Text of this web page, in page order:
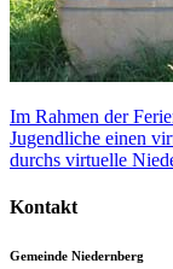
Im Rahmen der
Jugendliche einen
durchs virtuelle
Kontakt
Gemeinde Niedernberg